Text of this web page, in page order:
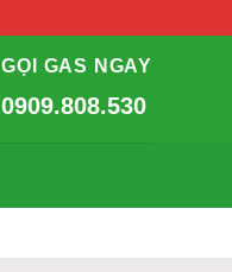
GỌI GAS NGAY
0909.808.530